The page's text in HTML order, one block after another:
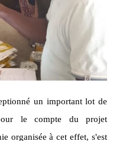
un important lot de
le compte du projet
organisée à cet effet, s'est